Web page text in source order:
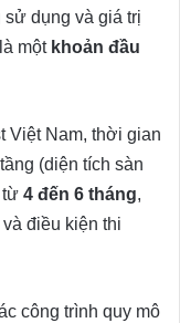
dụng và giá trị
một khoản đầu
Việt Nam, thời gian
(diện tích sàn
từ 4 đến 6 tháng,
điều kiện thi
công trình quy mô